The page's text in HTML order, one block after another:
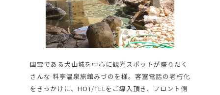
国宝である犬山城を中心に観光スポットが盛りだく
さんな 料亭温泉旅館みづのを様。客室電話の老朽化
をきっかけに、HOT/TELをご導入頂き、フロント側